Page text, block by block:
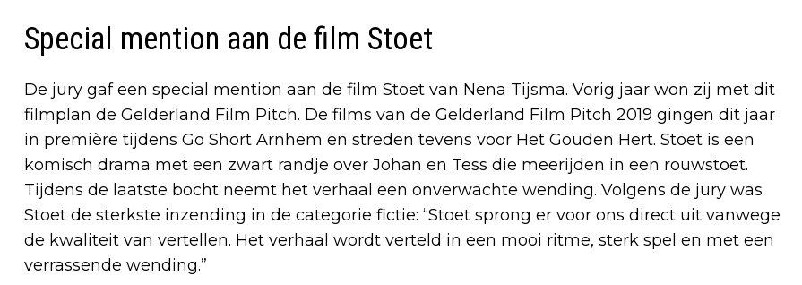
Special mention aan de film Stoet
De jury gaf een special mention aan de film Stoet van Nena Tijsma. Vorig jaar won zij met dit
filmplan de Gelderland Film Pitch. De films van de Gelderland Film Pitch 2019 gingen dit jaar
in première tijdens Go Short Arnhem en streden tevens voor Het Gouden Hert. Stoet is een
komisch drama met een zwart randje over Johan en Tess die meerijden in een rouwstoet.
Tijdens de laatste bocht neemt het verhaal een onverwachte wending. Volgens de jury was
Stoet de sterkste inzending in de categorie fictie: “Stoet sprong er voor ons direct uit vanwege
de kwaliteit van vertellen. Het verhaal wordt verteld in een mooi ritme, sterk spel en met een
verrassende wending.”